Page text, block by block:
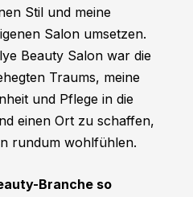
Stil und meine
Salon umsetzen.
Beauty Salon war die
Traums, meine
und Pflege in die
einen Ort zu schaffen,
rundum wohlfühlen.
Branche so